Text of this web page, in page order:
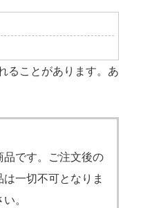
ることがあります。あ
品です。ご注文後の
一切不可となりま
。